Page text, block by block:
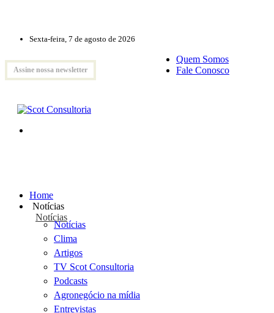
Sexta-feira, 7 de agosto de 2026
Assine nossa newsletter
Quem Somos
Fale Conosco
Home
Notícias
Notícias
Notícias
Clima
Artigos
TV Scot Consultoria
Podcasts
Agronegócio na mídia
Entrevistas